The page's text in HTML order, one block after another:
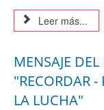
Leer más...
MENSAJE
"RECORDAR
LA LUCHA"